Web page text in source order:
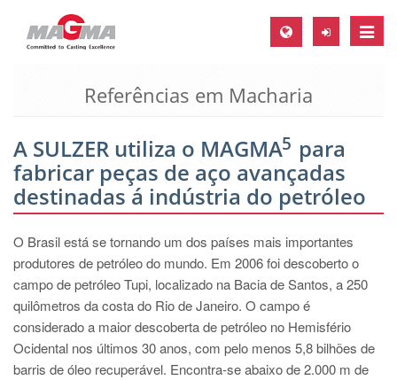
Toggle
MAGMA Europa, Alemanha
EN
CS
MAGMA América do Norte, USA
EN
ES
MAGMA Asia Pacific Pte ltd., Singapura
EN
MAGMA América do Sul, Brasil
Referências em Macharia
A SULZER utiliza o MAGMA
5 para
fabricar peças de aço avançadas
destinadas á indústria do petróleo
O Brasil está se tornando um dos países mais importantes
produtores de petróleo do mundo. Em 2006 foi descoberto o
campo de petróleo Tupi, localizado na Bacia de Santos, a 250
quilômetros da costa do Rio de Janeiro. O campo é
considerado a maior descoberta de petróleo no Hemisfério
Ocidental nos últimos 30 anos, com pelo menos 5,8 bilhões de
barris de óleo recuperável. Encontra-se abaixo de 2.000 m de